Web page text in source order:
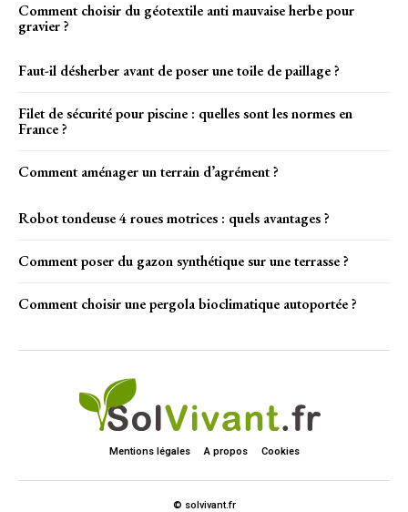
Comment choisir du géotextile anti mauvaise herbe pour
gravier ?
Faut-il désherber avant de poser une toile de paillage ?
Filet de sécurité pour piscine : quelles sont les normes en
France ?
Comment aménager un terrain d’agrément ?
Robot tondeuse 4 roues motrices : quels avantages ?
Comment poser du gazon synthétique sur une terrasse ?
Comment choisir une pergola bioclimatique autoportée ?
Mentions légales A propos Cookies
© solvivant.fr